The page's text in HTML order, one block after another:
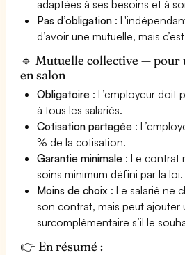
adaptées à ses besoins et à
Pas d’obligation :
d’avoir une mutuelle, mais
🔹 Mutuelle collective — pour
en salon
Obligatoire : L’employeur doit
à tous les salariés.
Cotisation partagée :
% de la cotisation.
Garantie minimale : Le contrat
soins minimum défini par la loi.
Moins de choix : Le salarié ne
son contrat, mais peut ajouter
surcomplémentaire s’il le
👉 En résumé :